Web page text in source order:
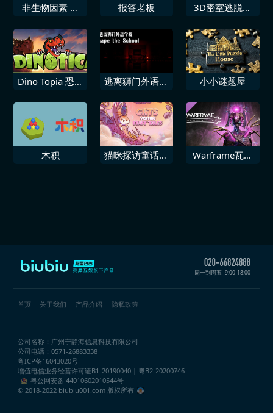
非生物因素 支
报答老板
3D密室逃脱神
Dino Topia 恐龙
逃离狮门外语学
School
小小谜题屋
木积
猫咪探访童话世
Warframe瓦尔
周一到周五 9:00-18:00
首页 关于我们 产品介绍 隐私政策
公司名称：广州宁静海信息科技有限公司
公司电话：0571-26883338
粤ICP备16043020号
增值电信业务经营许可证B1-20190040 | 粤B2-20200746
粤公网安备 44010602010544号
© 2018-2022 biubiu001.com 版权所有